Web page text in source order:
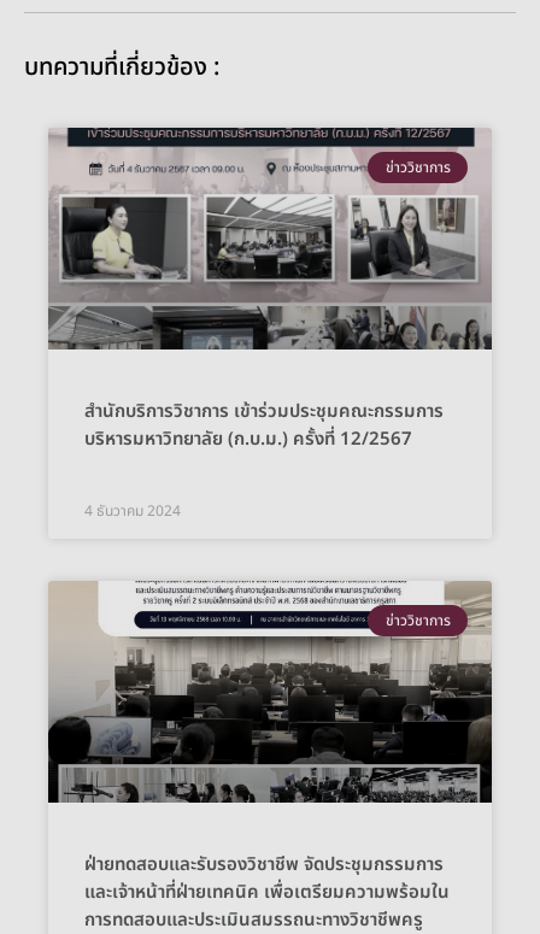
บทความที่เกี่ยวข้อง :
ข่าววิชาการ
สำนักบริการวิชาการ เข้าร่วมประชุมคณะกรรมการ
บริหารมหาวิทยาลัย (ก.บ.ม.) ครั้งที่ 12/2567
4 ธันวาคม 2024
ข่าววิชาการ
ฝ่ายทดสอบและรับรองวิชาชีพ จัดประชุมกรรมการ
และเจ้าหน้าที่ฝ่ายเทคนิค เพื่อเตรียมความพร้อมใน
การทดสอบและประเมินสมรรถนะทางวิชาชีพครู